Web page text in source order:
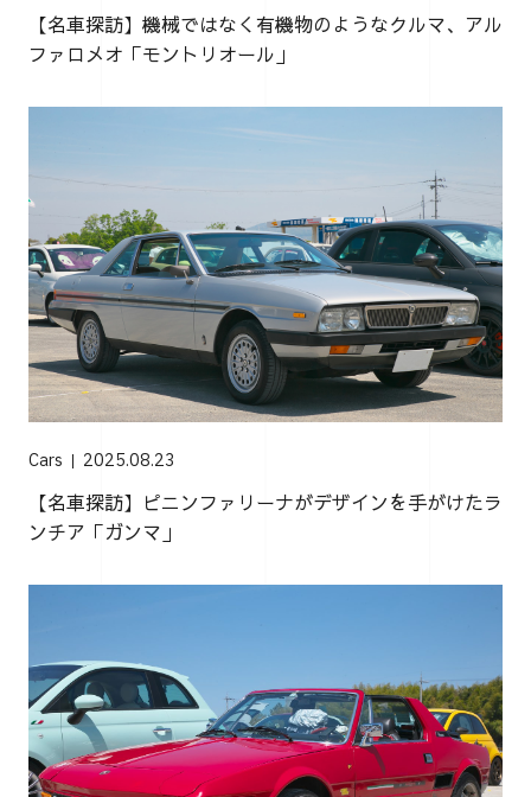
【名車探訪】機械ではなく有機物のようなクルマ、アル
ファロメオ「モントリオール」
Cars 2025.08.23
【名車探訪】ピニンファリーナがデザインを手がけたラ
ンチア「ガンマ」